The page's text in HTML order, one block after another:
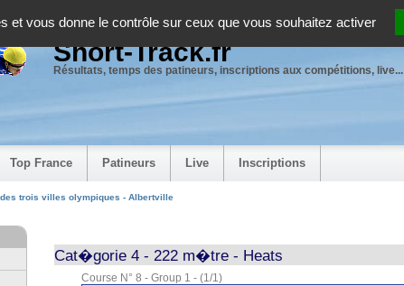
et vous donne le contrôle sur ceux que vous souhaitez activer
Short-Track.fr
Résultats, temps des patineurs, inscriptions aux compétitions, live...
Top France Patineurs Live Inscriptions
trois villes olympiques - Albertville
Cat�gorie 4 - 222 m�tre - Heats
Course N° 8 - Group 1 - (1/1)